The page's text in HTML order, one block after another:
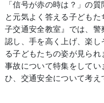
「信号が赤の時は？」の
と元気よく答える子ども
子交通安全教室』では、
認し、手を高く上げ、楽
る子どもたちの姿が見ら
事故について特集をして
ひ、交通安全について考え